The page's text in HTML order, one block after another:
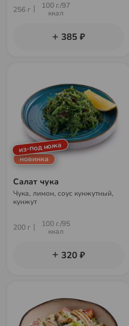
256 г
100 г./97
ккал
385 ₽
из-под ножа
новинка
Салат чука
Чука, лимон, соус кунжутный,
кунжут
200 г
100 г./95
ккал
320 ₽